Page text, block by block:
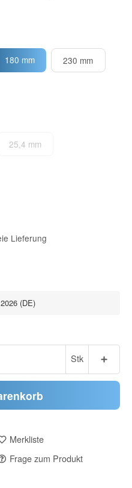
180 mm 230 mm
25,4 mm
Lieferung
(DE)
Stk
Merkliste
Frage zum Produkt